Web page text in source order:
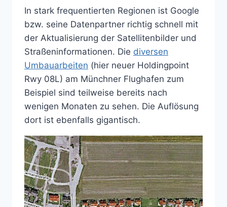
In stark frequentierten Regionen ist Google
bzw. seine Datenpartner richtig schnell mit
der Aktualisierung der Satellitenbilder und
Straßeninformationen. Die diversen
Umbauarbeiten (hier neuer Holdingpoint
Rwy 08L) am Münchner Flughafen zum
Beispiel sind teilweise bereits nach
wenigen Monaten zu sehen. Die Auflösung
dort ist ebenfalls gigantisch.